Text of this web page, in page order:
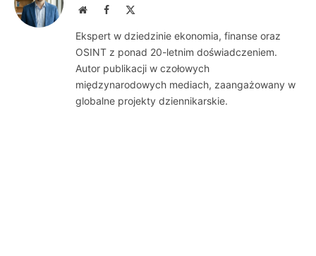
WebsiteFacebook
Ekspert w dziedzinie ekonomia, finanse oraz
OSINT z ponad 20-letnim doświadczeniem.
Autor publikacji w czołowych
międzynarodowych mediach, zaangażowany w
globalne projekty dziennikarskie.